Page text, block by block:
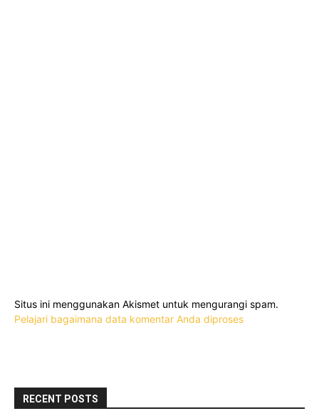
Situs ini menggunakan Akismet untuk mengurangi spam.
Pelajari bagaimana data komentar Anda diproses
RECENT POSTS